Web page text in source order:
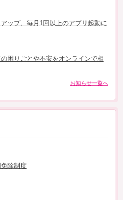
アップ、毎月1回以上のアプリ起動に
困りごとや不安をオンラインで相
お知らせ一覧へ
除制度